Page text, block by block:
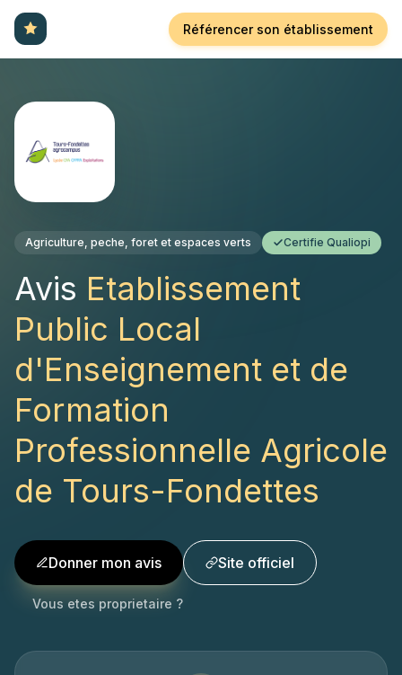
Référencer son établissement
Agriculture, peche, foret et espaces verts Certifie Qualiopi
Avis Etablissement
Public Local
d'Enseignement et de
Formation
Professionnelle Agricole
de Tours-Fondettes
Donner mon avis Site officiel
Vous etes proprietaire ?